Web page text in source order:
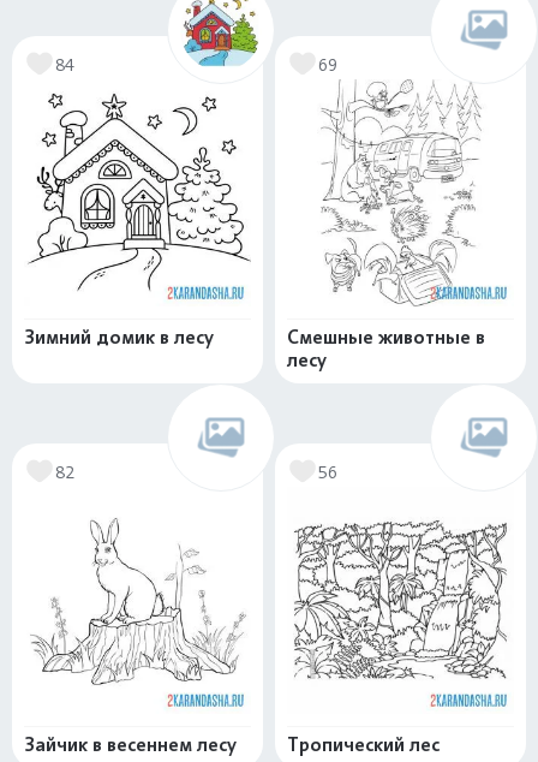
84
Зимний домик в лесу
69
Смешные животные в
лесу
82
Зайчик в весеннем лесу
56
Тропический лес